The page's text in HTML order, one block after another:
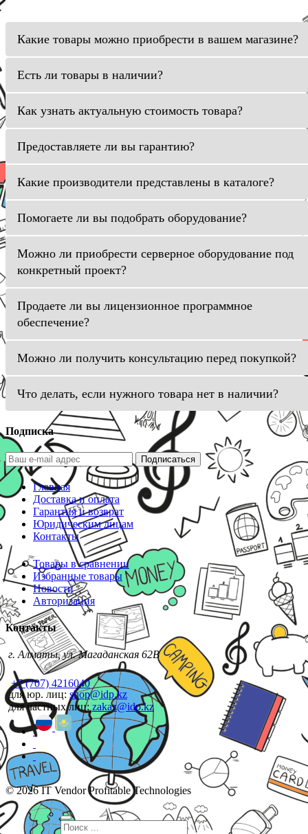
Какие товары можно приобрести в вашем магазине?
Есть ли товары в наличии?
Как узнать актуальную стоимость товара?
Предоставляете ли вы гарантию?
Какие производители представлены в каталоге?
Помогаете ли вы подобрать оборудование?
Можно ли приобрести серверное оборудование под
конкретный проект?
Продаете ли вы лицензионное программное
обеспечение?
Можно ли получить консультацию перед покупкой?
Что делать, если нужного товара нет в наличии?
Подписка
Подписаться
Главная
Доставка и оплата
Гарантия и возврат
Юридическим лицам
Контакты
Товары в сравнении
Избранные товары
Новости
Авторизация
Контакты
г. Алматы, ул. Магаданская 62В
+7 (707) 4216040
для юр. лиц: shop@idp.kz
для частных лиц: zakaz@idp.kz
© 2026 IT Vendor Profitable Technologies